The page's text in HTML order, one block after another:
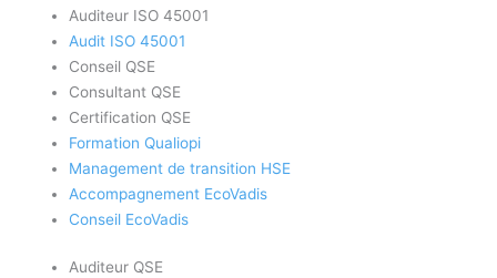
Auditeur ISO 45001
Audit ISO 45001
Conseil QSE
Consultant QSE
Certification QSE
Formation Qualiopi
Management de transition HSE
Accompagnement EcoVadis
Conseil EcoVadis
Auditeur QSE